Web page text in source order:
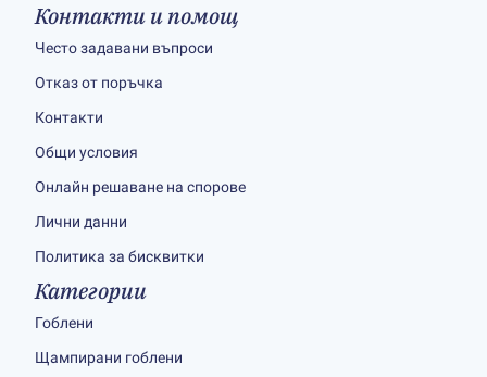
Контакти и помощ
Често задавани въпроси
Отказ от поръчка
Контакти
Общи условия
Онлайн решаване на спорове
Лични данни
Политика за бисквитки
Категории
Гоблени
Щампирани гоблени